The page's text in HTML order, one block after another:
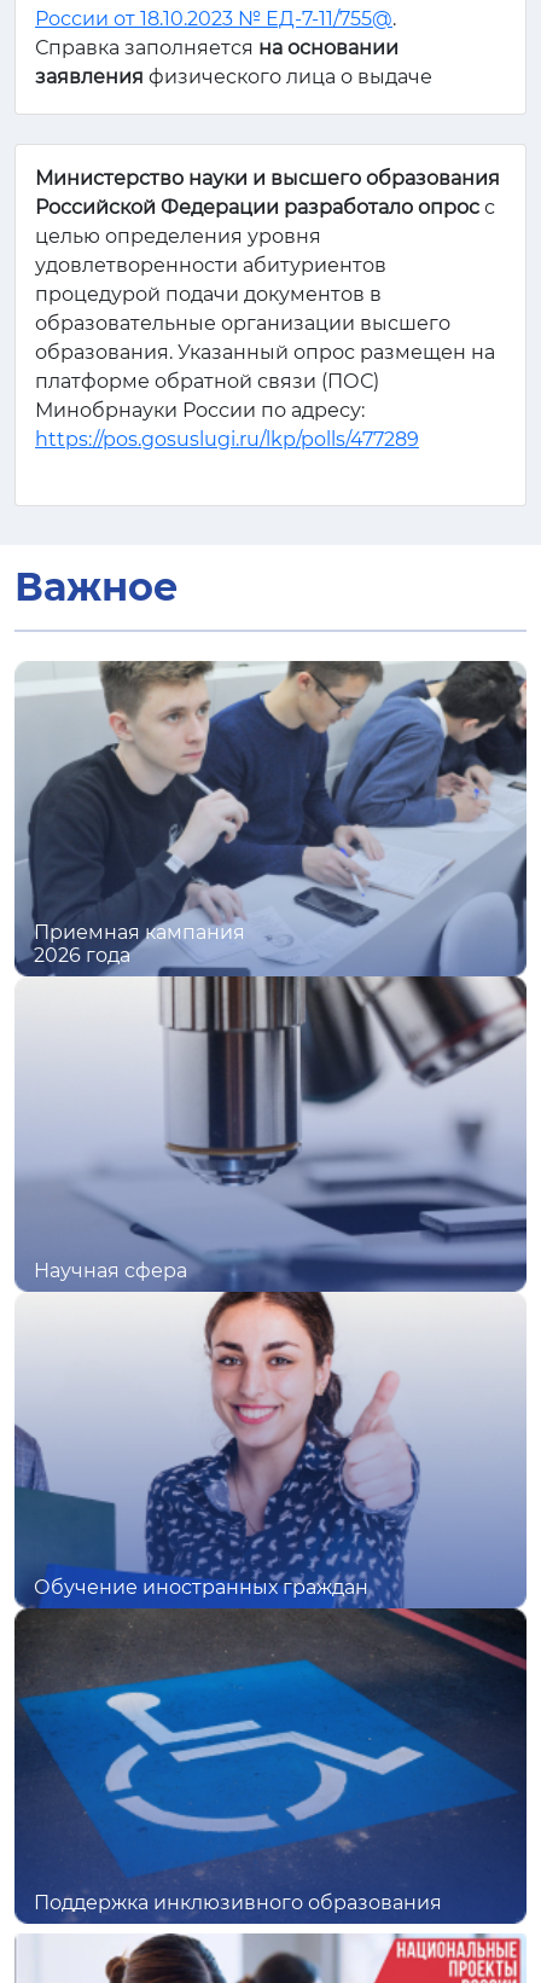
России от 18.10.2023 № ЕД-7-11/755@.
Справка заполняется на основании
заявления физического лица о выдаче
прикрепленном файле).
Министерство науки и высшего образования
Российской Федерации разработало опрос с
целью определения уровня
удовлетворенности абитуриентов
процедурой подачи документов в
образовательные организации высшего
образования. Указанный опрос размещен на
платформе обратной связи (ПОС)
Минобрнауки России по адресу:
https://pos.gosuslugi.ru/lkp/polls/477289
Важное
Приемная кампания
2026 года
Научная сфера
Обучение иностранных граждан
Поддержка инклюзивного образования